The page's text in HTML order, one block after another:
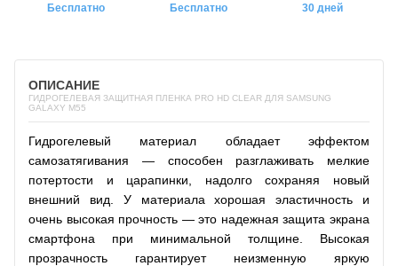
Бесплатно Бесплатно 30 дней
ОПИСАНИЕ
ГИДРОГЕЛЕВАЯ ЗАЩИТНАЯ ПЛЕНКА PRO HD CLEAR ДЛЯ SAMSUNG
GALAXY M55
Гидрогелевый материал обладает эффектом
самозатягивания — способен разглаживать мелкие
потертости и царапинки, надолго сохраняя новый
внешний вид. У материала хорошая эластичность и
очень высокая прочность — это надежная защита экрана
смартфона при минимальной толщине. Высокая
прозрачность гарантирует неизменную яркую